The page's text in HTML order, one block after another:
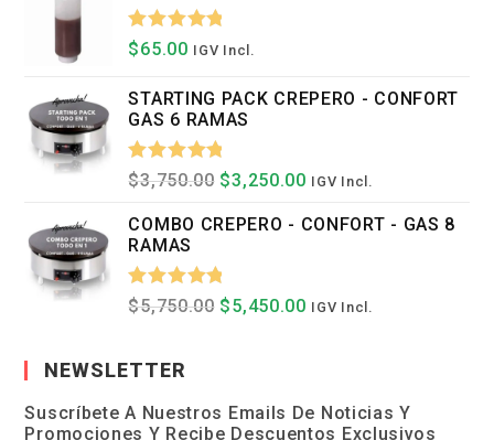
Valorado
De 5
$65.00 IGV Incl.
STARTING PACK CREPERO - CONFORT
GAS 6 RAMAS
Valorado
De 5
$3,750.00 El
Precio
Era:
$3,250.00El
Es:
IGV Incl.
COMBO CREPERO - CONFORT - GAS 8
RAMAS
Valorado
$5,750.00 El
Precio
$5,450.00ElIGV Incl.
NEWSLETTER
Suscríbete A Nuestros Emails De Noticias Y
Promociones Y Recibe Descuentos Exclusivos